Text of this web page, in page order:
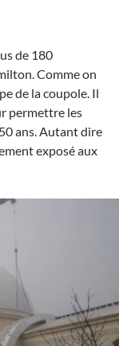
de 180
Comme on
de la coupole. Il
permettre les
ans. Autant dire
exposé aux